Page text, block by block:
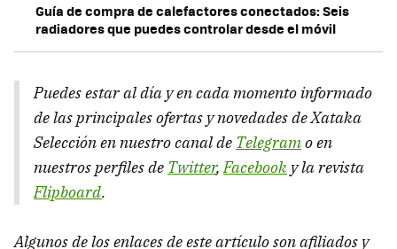
Guía de compra de calefactores conectados: Seis
radiadores que puedes controlar desde el móvil
Puedes estar al día y en cada momento informado
de las principales ofertas y novedades de Xataka
Selección en nuestro canal de Telegramo en
nuestros perfiles de Twitter,Facebook y la revista
Flipboard.
Algunos de los enlaces de este artículo son afiliados y